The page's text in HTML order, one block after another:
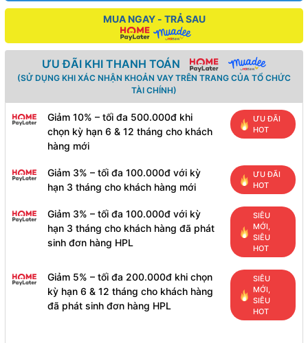
MUA NGAY - TRẢ SAU
ƯU ĐÃI KHI THANH TOÁN
(SỬ DỤNG KHI XÁC NHẬN KHOẢN VAY TRÊN TRANG CỦA TỔ CHỨC
TÀI CHÍNH)
Giảm 10% – tối đa 500.000đ khi
chọn kỳ hạn 6 & 12 tháng cho khách
hàng mới
ƯU ĐÃI
HOT
Giảm 3% – tối đa 100.000đ với kỳ
hạn 3 tháng cho khách hàng mới
ƯU ĐÃI
HOT
Giảm 3% – tối đa 100.000đ với kỳ
hạn 3 tháng cho khách hàng đã phát
sinh đơn hàng HPL
SIÊU
MỚI,
SIÊU
HOT
Giảm 5% – tối đa 200.000đ khi chọn
kỳ hạn 6 & 12 tháng cho khách hàng
đã phát sinh đơn hàng HPL
SIÊU
MỚI,
SIÊU
HOT